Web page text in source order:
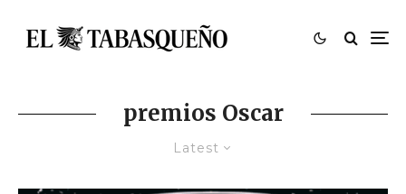
premios Oscar
Latest